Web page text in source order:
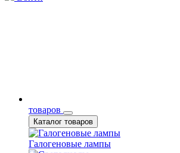
товаров
Каталог товаров
Галогеновые лампы